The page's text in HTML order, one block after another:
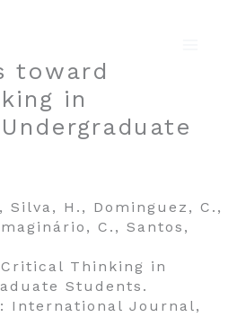
toward
in
Silva, H., Dominguez, C.,
C., Santos,
Thinking in
Students.
International Journal,